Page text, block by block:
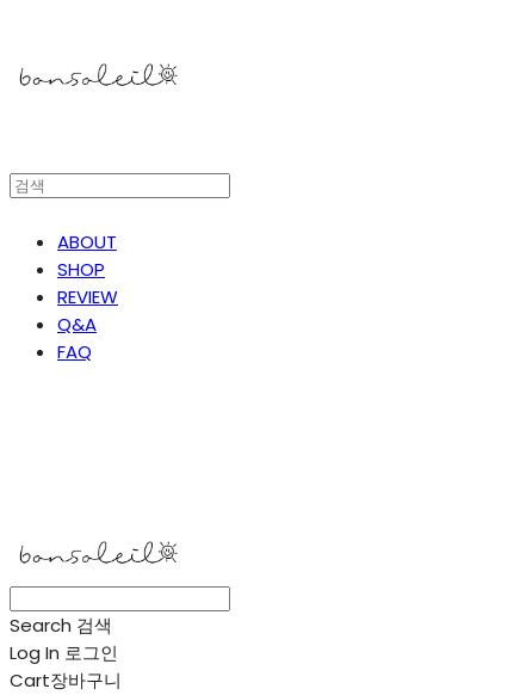
ABOUT
SHOP
REVIEW
Q&A
FAQ
Search 검색
Log In 로그인
Cart장바구니